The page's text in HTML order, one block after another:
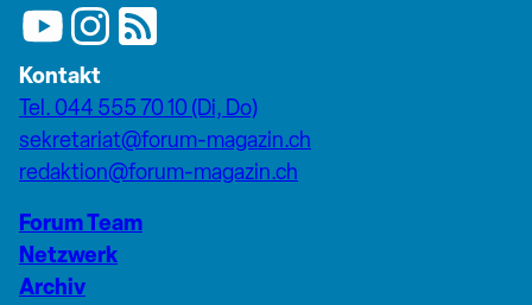
Kontakt
Tel. 044 555 70 10 (Di, Do)
sekretariat@forum-magazin.ch
redaktion@forum-magazin.ch
Forum Team
Netzwerk
Archiv